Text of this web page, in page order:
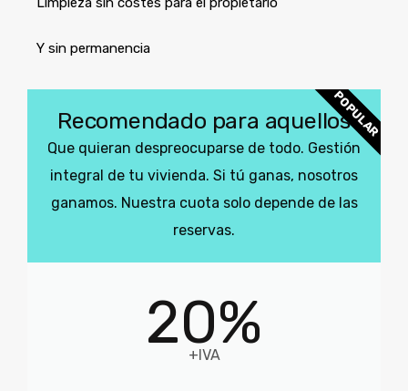
Y sin permanencia
Recomendado para aquellos
Que quieran despreocuparse de todo. Gestión
integral de tu vivienda. Si tú ganas, nosotros
ganamos. Nuestra cuota solo depende de las
reservas.
20%
+IVA
POPULAR